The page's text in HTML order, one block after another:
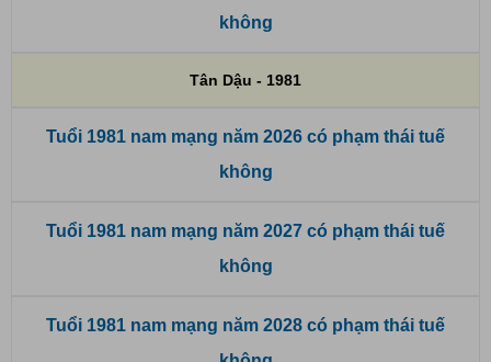
không
Tân Dậu - 1981
Tuổi 1981 nam mạng năm 2026 có phạm thái tuế
không
Tuổi 1981 nam mạng năm 2027 có phạm thái tuế
không
Tuổi 1981 nam mạng năm 2028 có phạm thái tuế